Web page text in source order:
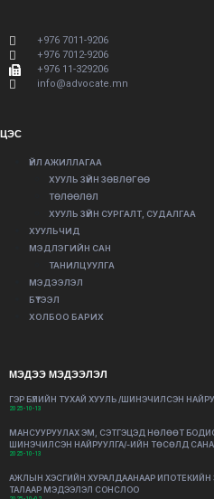
+976 7011-9206
+976 7012-9206
+976 11-329206
info@advocate.mn
ЦЭС
ҮЙЛ АЖИЛЛАГАА
ХУУЛЬ ЗҮЙН ЗӨВЛӨГӨӨ
ТӨЛӨӨЛӨЛ
ХУУЛЬ ЗҮЙН СУРГАЛТ, СУДАЛГАА
ХУУЛЬЧИД
МЭДЛЭГИЙН САН
ТАНИЛЦУУЛГА
МЭДЭЭЛЭЛ
БҮТЭЭЛ
ХОЛБОО БАРИХ
МЭДЭЭ МЭДЭЭЛЭЛ
ГЭР БҮЛИЙН ТУХАЙ ХУУЛЬ /ШИНЭЧИЛСЭН
2025-10-13
МАНСУУРУУЛАХ ЭМ, СЭТГЭЦЭД НӨЛӨӨТ
ШИНЭЧИЛСЭН НАЙРУУЛГА/-ИЙН ТӨСӨЛД
2025-10-13
АЖЛЫН ХЭСГИЙН ХУРАЛДААНААР
ТАЛААР МЭДЭЭЛЭЛ СОНСЛОО